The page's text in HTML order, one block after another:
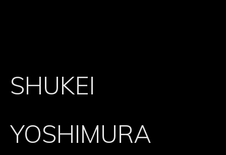
SHUKEI
YOSHIMURA